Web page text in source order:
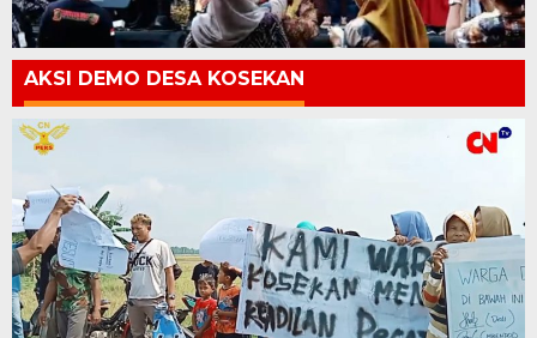
AKSI DEMO DESA KOSEKAN